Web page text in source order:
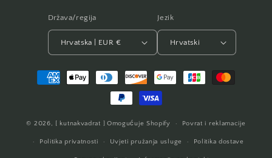
Država/regija
Hrvatska | EUR €
Jezik
Hrvatski
Načini
plaćanja
© 2026, [ kutnakvadrat ] Omogućuje Shopify Povrat i reklamacije
Politika privatnosti Uvjeti pružanja usluge Politika dostave